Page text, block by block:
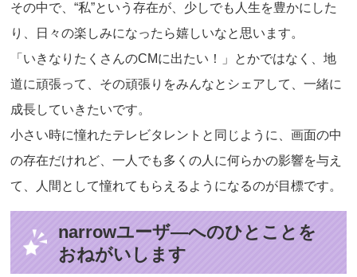
その中で、“私”という存在が、少しでも人生を豊かにした
り、日々の楽しみになったら嬉しいなと思います。
「いきなりたくさんのCMに出たい！」とかではなく、地
道に頑張って、その頑張りをみんなとシェアして、一緒に
成長していきたいです。
小さい時に憧れたテレビタレントと同じように、画面の中
の存在だけれど、一人でも多くの人に何らかの影響を与え
て、人間として憧れてもらえるようになるのが目標です。
narrowユーザ―へのひとことを
おねがいします